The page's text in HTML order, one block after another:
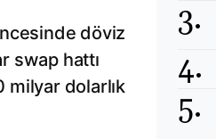
döviz
swap hattı
milyar dolarlık